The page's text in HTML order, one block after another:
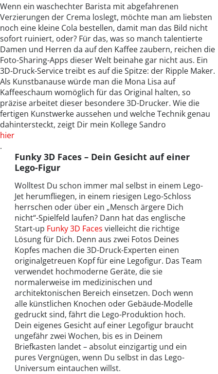
Wenn ein waschechter Barista mit abgefahrenen
Verzierungen der Crema loslegt, möchte man am liebsten
noch eine kleine Cola bestellen, damit man das Bild nicht
sofort ruiniert, oder? Für das, was so manch talentierte
Damen und Herren da auf den Kaffee zaubern, reichen die
Foto-Sharing-Apps dieser Welt beinahe gar nicht aus. Ein
3D-Druck-Service treibt es auf die Spitze: der Ripple Maker.
Als Kunstbanause würde man die Mona Lisa auf
Kaffeeschaum womöglich für das Original halten, so
präzise arbeitet dieser besondere 3D-Drucker. Wie die
fertigen Kunstwerke aussehen und welche Technik genau
dahintersteckt, zeigt Dir mein Kollege Sandro
hier
.
Funky 3D Faces – Dein Gesicht auf einer
Lego-Figur
Wolltest Du schon immer mal selbst in einem Lego-
Jet herumfliegen, in einem riesigen Lego-Schloss
herrschen oder über ein „Mensch ärgere Dich
nicht“-Spielfeld laufen? Dann hat das englische
Start-up Funky 3D Faces vielleicht die richtige
Lösung für Dich. Denn aus zwei Fotos Deines
Kopfes machen die 3D-Druck-Experten einen
originalgetreuen Kopf für eine Legofigur. Das Team
verwendet hochmoderne Geräte, die sie
normalerweise im medizinischen und
architektonischen Bereich einsetzen. Doch wenn
alle künstlichen Knochen oder Gebäude-Modelle
gedruckt sind, fährt die Lego-Produktion hoch.
Dein eigenes Gesicht auf einer Legofigur braucht
ungefähr zwei Wochen, bis es in Deinem
Briefkasten landet – absolut einzigartig und ein
pures Vergnügen, wenn Du selbst in das Lego-
Universum eintauchen willst.